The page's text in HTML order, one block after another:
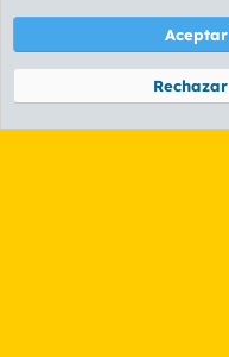
Términos y
Community platform by XenForo®